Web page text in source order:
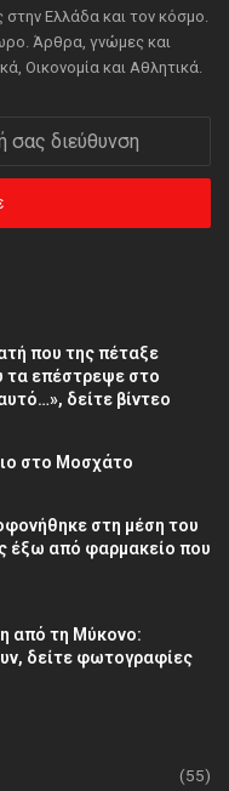
στην Ελλάδα και τον κόσμο.
Άρθρα, γνώμες και
Οικονομία και Αθλητικά.
που της πέταξε
τα επέστρεψε στο
δείτε βίντεο
στο Μοσχάτο
στη μέση του
έξω από φαρμακείο που
από τη Μύκονο:
δείτε φωτογραφίες
(55)